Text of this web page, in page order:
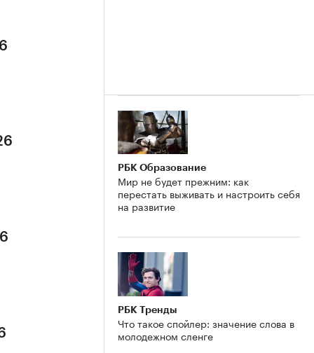
РБК Образование
Мир не будет прежним: как
перестать выживать и настроить себя
на развитие
РБК Тренды
Что такое спойлер: значение слова в
молодежном сленге